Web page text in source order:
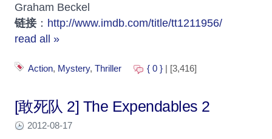
Graham Beckel
链接 ： http://www.imdb.com/title/tt1211956/
read all »
Action, Mystery, Thriller { 0 } | [3,416]
[敢死队 2] The Expendables 2
2012-08-17